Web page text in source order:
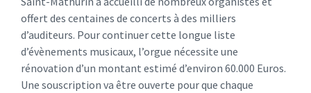
offert des centaines de concerts à des milliers
d’auditeurs. Pour continuer cette longue liste
d’évènements musicaux, l’orgue nécessite une
rénovation d’un montant estimé d’environ 60.000 Euros.
Une souscription va être ouverte pour que chaque